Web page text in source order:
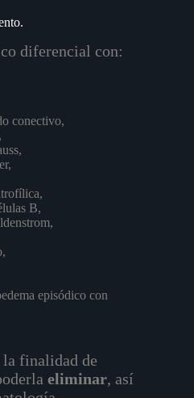
diferencial con:
conectivo,
B,
episódico con
finalidad de
eliminar, así